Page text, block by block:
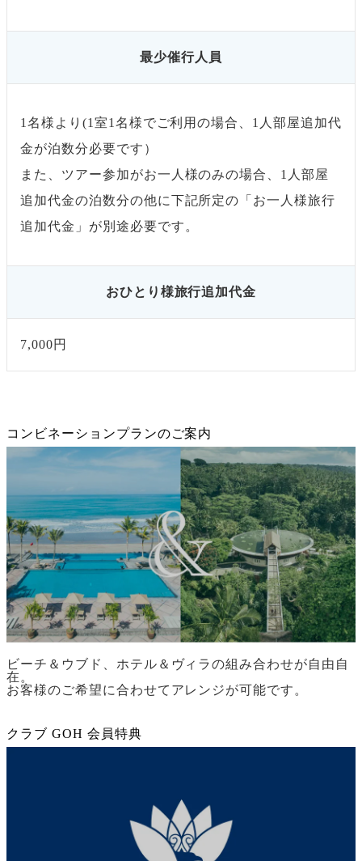
最少催行人員
1名様より(1室1名様でご利用の場合、1人部屋追加代
金が泊数分必要です）
また、ツアー参加がお一人様のみの場合、1人部屋
追加代金の泊数分の他に下記所定の「お一人様旅行
追加代金」が別途必要です。
おひとり様旅行追加代金
7,000円
コンビネーションプランのご案内
ビーチ＆ウブド、ホテル＆ヴィラの組み合わせが自由自
在。
お客様のご希望に合わせてアレンジが可能です。
クラブ GOH 会員特典